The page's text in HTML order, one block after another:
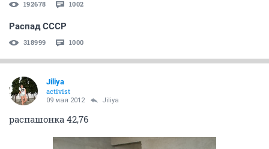
192678 1002
Распад СССР
318999 1000
Jiliya
activist
09 мая 2012 Jiliya
распашонка 42,76